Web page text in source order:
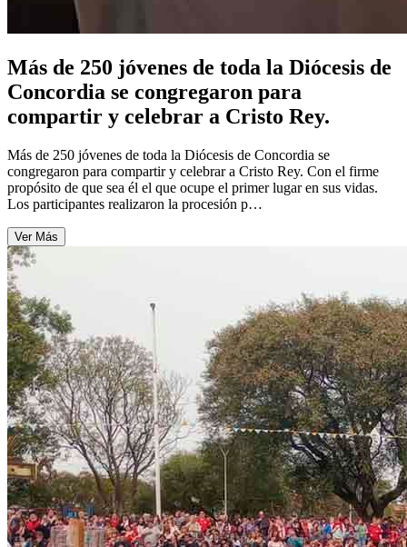
Más de 250 jóvenes de toda la Diócesis de
Concordia se congregaron para
compartir y celebrar a Cristo Rey.
Más de 250 jóvenes de toda la Diócesis de Concordia se
congregaron para compartir y celebrar a Cristo Rey. Con el firme
propósito de que sea él el que ocupe el primer lugar en sus vidas.
Los participantes realizaron la procesión p…
Ver Más